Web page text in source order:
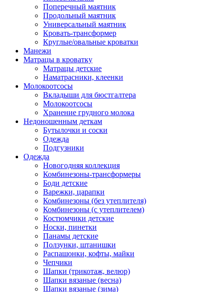
Поперечный маятник
Продольный маятник
Универсальный маятник
Кровать-трансформер
Круглые/овальные кроватки
Манежи
Матрацы в кроватку
Матрацы детские
Наматрасники, клеенки
Молокоотсосы
Вкладыши для бюстгалтера
Молокоотсосы
Хранение грудного молока
Недоношенным деткам
Бутылочки и соски
Одежда
Подгузники
Одежда
Новогодняя коллекция
Комбинезоны-трансформеры
Боди детские
Варежки, царапки
Комбинезоны (без утеплителя)
Комбинезоны (с утеплителем)
Костюмчики детские
Носки, пинетки
Панамы детские
Ползунки, штанишки
Распашонки, кофты, майки
Чепчики
Шапки (трикотаж, велюр)
Шапки вязаные (весна)
Шапки вязаные (зима)